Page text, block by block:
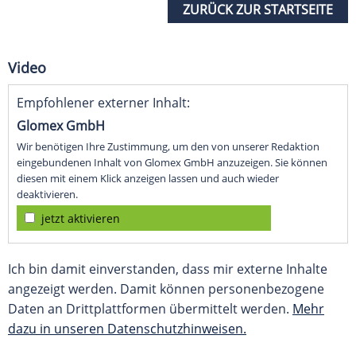
ZURÜCK ZUR STARTSEITE
Video
Empfohlener externer Inhalt:
Glomex GmbH
Wir benötigen Ihre Zustimmung, um den von unserer Redaktion
eingebundenen Inhalt von Glomex GmbH anzuzeigen. Sie können
diesen mit einem Klick anzeigen lassen und auch wieder
deaktivieren.
jetzt aktivieren
Ich bin damit einverstanden, dass mir externe Inhalte
angezeigt werden. Damit können personenbezogene
Daten an Drittplattformen übermittelt werden. Mehr
dazu in unseren Datenschutzhinweisen.